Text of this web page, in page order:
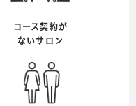
コース契約が
ないサロン